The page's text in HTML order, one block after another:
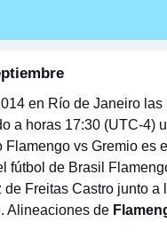
en Río de Janeiro
a horas 17:30 (UTC-4)
vs Gremio es
fútbol de Brasil
Freitas Castro junto a
Alineaciones de